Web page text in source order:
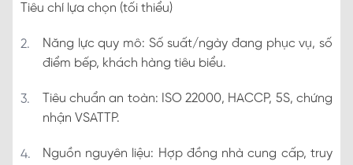
Tiêu chí lựa chọn (tối thiểu)
Năng lực quy mô: Số suất/ngày đang phục vụ, số
điểm bếp, khách hàng tiêu biểu.
Tiêu chuẩn an toàn: ISO 22000, HACCP, 5S, chứng
nhận VSATTP.
Nguồn nguyên liệu: Hợp đồng nhà cung cấp, truy